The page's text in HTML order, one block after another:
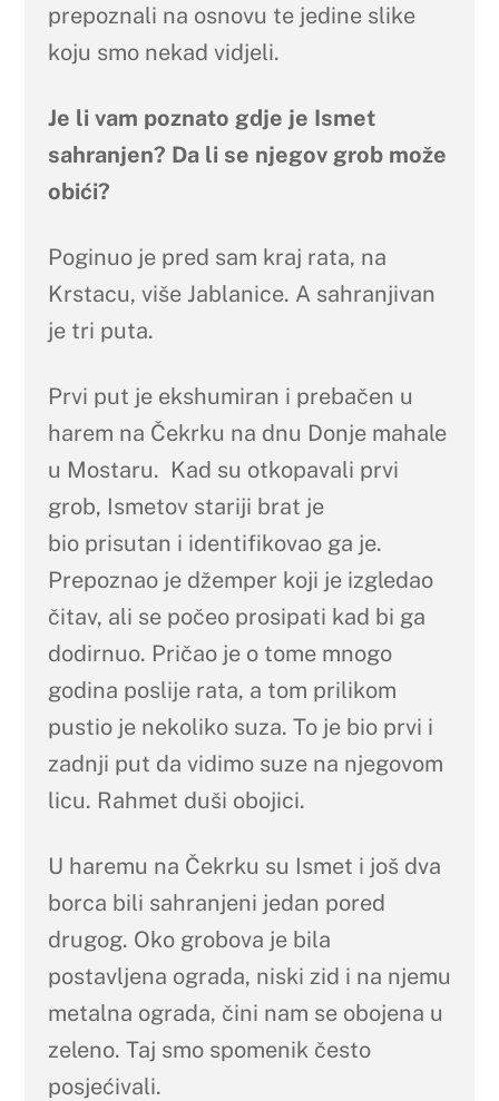
prepoznali na osnovu te jedine slike
koju smo nekad vidjeli.
Je li vam poznato gdje je Ismet
sahranjen? Da li se njegov grob može
obići?
Poginuo je pred sam kraj rata, na
Krstacu, više Jablanice. A sahranjivan
je tri puta.
Prvi put je ekshumiran i prebačen u
harem na Čekrku na dnu Donje mahale
u Mostaru. Kad su otkopavali prvi
grob, Ismetov stariji brat je
bio prisutan i identifikovao ga je.
Prepoznao je džemper koji je izgledao
čitav, ali se počeo prosipati kad bi ga
dodirnuo. Pričao je o tome mnogo
godina poslije rata, a tom prilikom
pustio je nekoliko suza. To je bio prvi i
zadnji put da vidimo suze na njegovom
licu. Rahmet duši obojici.
U haremu na Čekrku su Ismet i još dva
borca bili sahranjeni jedan pored
drugog. Oko grobova je bila
postavljena ograda, niski zid i na njemu
metalna ograda, čini nam se obojena u
zeleno. Taj smo spomenik često
posjećivali.